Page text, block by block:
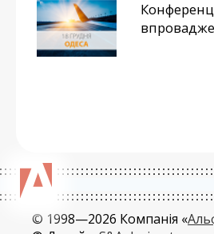
© 1998—2026 Компанія «